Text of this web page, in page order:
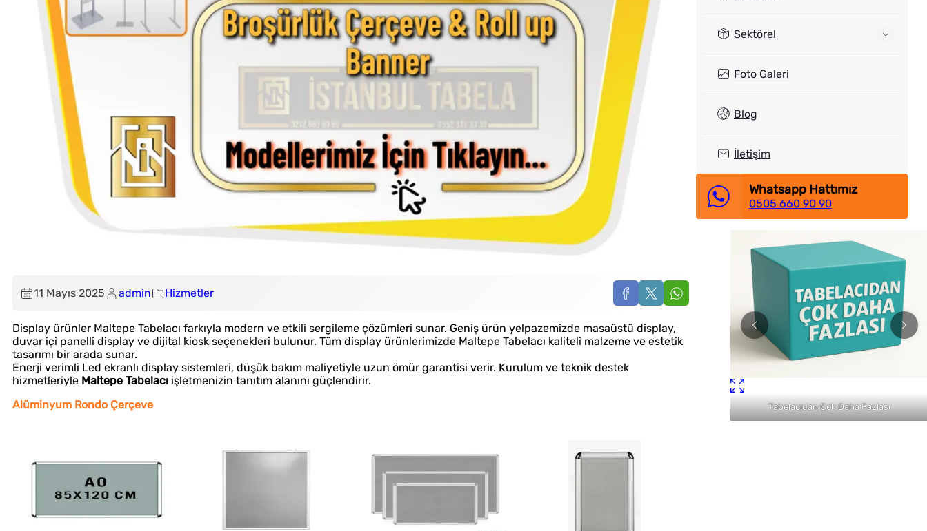
11 Mayıs 2025 admin Hizmetler
Display ürünler Maltepe Tabelacı farkıyla modern ve etkili sergileme çözümleri sunar. Geniş ürün yelpazemizde masaüstü display,
duvar içi panelli display ve dijital kiosk seçenekleri bulunur. Tüm display ürünlerimizde Maltepe Tabelacı kaliteli malzeme ve estetik
tasarımı bir arada sunar.
Enerji verimli Led ekranlı display sistemleri, düşük bakım maliyetiyle uzun ömür garantisi verir. Kurulum ve teknik destek
hizmetleriyle Maltepe Tabelacı işletmenizin tanıtım alanını güçlendirir.
Alüminyum Rondo Çerçeve
Sektörel
Foto Galeri
Blog
İletişim
Whatsapp Hattımız
0505 660 90 90
Tabelacıdan Çok Daha Fazlası